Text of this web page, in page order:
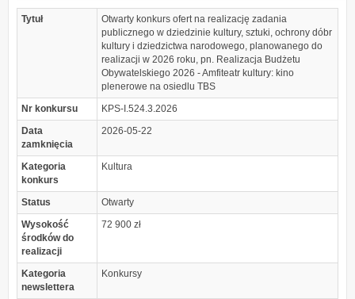
Tytuł
Otwarty konkurs ofert na realizację zadania
publicznego w dziedzinie kultury, sztuki, ochrony dóbr
kultury i dziedzictwa narodowego, planowanego do
realizacji w 2026 roku, pn. Realizacja Budżetu
Obywatelskiego 2026 - Amfiteatr kultury: kino
plenerowe na osiedlu TBS
Nr konkursu
KPS-I.524.3.2026
Data
zamknięcia
2026-05-22
Kategoria
konkurs
Kultura
Status
Otwarty
Wysokość
środków do
realizacji
72 900 zł
Kategoria
newslettera
Konkursy